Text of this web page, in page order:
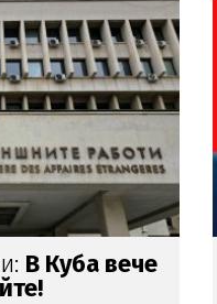
Пазетесе от